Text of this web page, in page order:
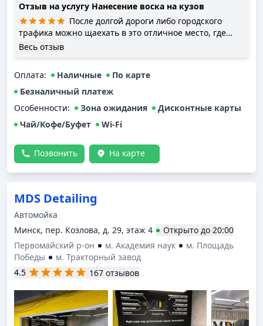
Отзыв на услугу Нанесение воска на кузов
После долгой дороги либо городского
трафика можно щаехать в это отличное место, где
можно привести автомобиль в порядок. Здесь есть
именно бокс и вы моете машину не на улице! можно
обдать машину шампунем, можно покрыть активной
пеной, смыть водой, покрыть автомобиль воском, и
после всех этих процедур если лень вытирать просто
обмыть авто специальной жидкостью для избежания
автодороги и витебской трассы, можно выпить кофе.
Рекомендую данное место!👍👍👍
Весь отзыв
Оплата: Наличные
По карте
Безналичный платеж
Особенности:
Зона ожидания
Дисконтные карты
Чай/Кофе/Буфет
Wi-Fi
Позвонить На карте
MDS Detailing
Автомойка
Минск, пер. Козлова, д. 29, этаж 4
Открыто до 20:00
Первомайский р-он
м. Академия наук
м. Площадь
Победы
м. Тракторный завод
4.5
167 отзывов